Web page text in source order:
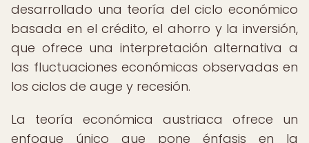
desarrollado una teoría del ciclo económico
basada en el crédito, el ahorro y la inversión,
que ofrece una interpretación alternativa a
las fluctuaciones económicas observadas en
los ciclos de auge y recesión.
La teoría económica austriaca ofrece un
enfoque único que pone énfasis en la